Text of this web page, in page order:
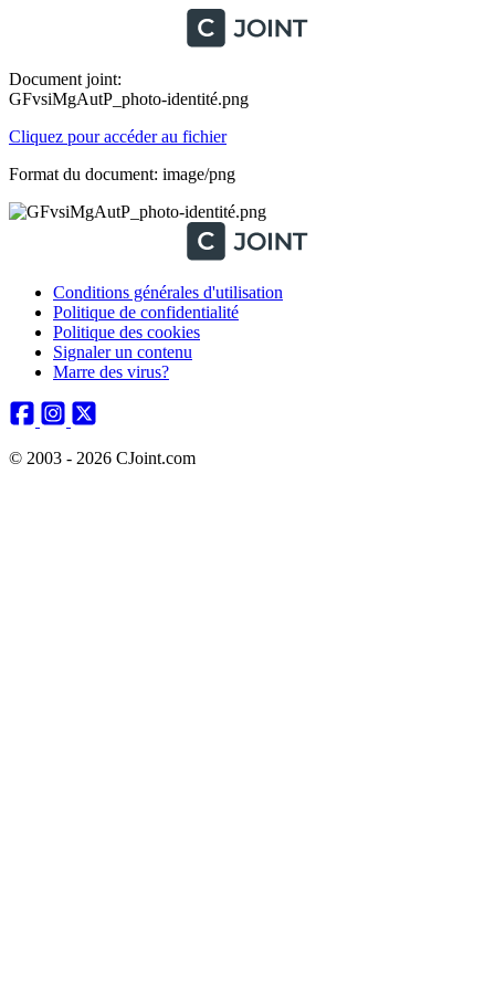
Document joint:
GFvsiMgAutP_photo-identité.png
Cliquez pour accéder au fichier
Format du document: image/png
Conditions générales d'utilisation
Politique de confidentialité
Politique des cookies
Signaler un contenu
Marre des virus?
© 2003 - 2026 CJoint.com